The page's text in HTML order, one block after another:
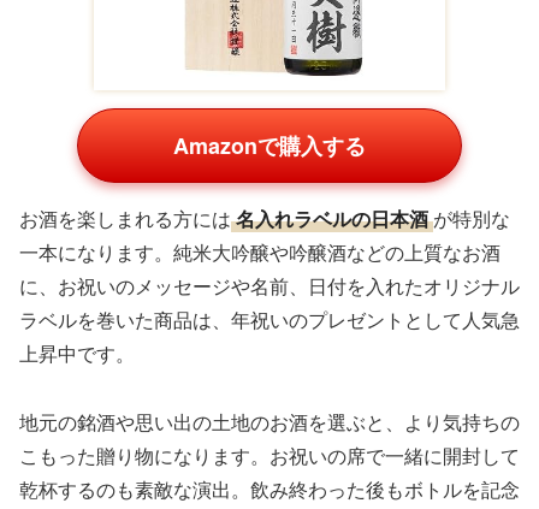
Amazonで購入する
お酒を楽しまれる方には 名入れラベルの日本酒 が特別な
一本になります。純米大吟醸や吟醸酒などの上質なお酒
に、お祝いのメッセージや名前、日付を入れたオリジナル
ラベルを巻いた商品は、年祝いのプレゼントとして人気急
上昇中です。
地元の銘酒や思い出の土地のお酒を選ぶと、より気持ちの
こもった贈り物になります。お祝いの席で一緒に開封して
乾杯するのも素敵な演出。飲み終わった後もボトルを記念